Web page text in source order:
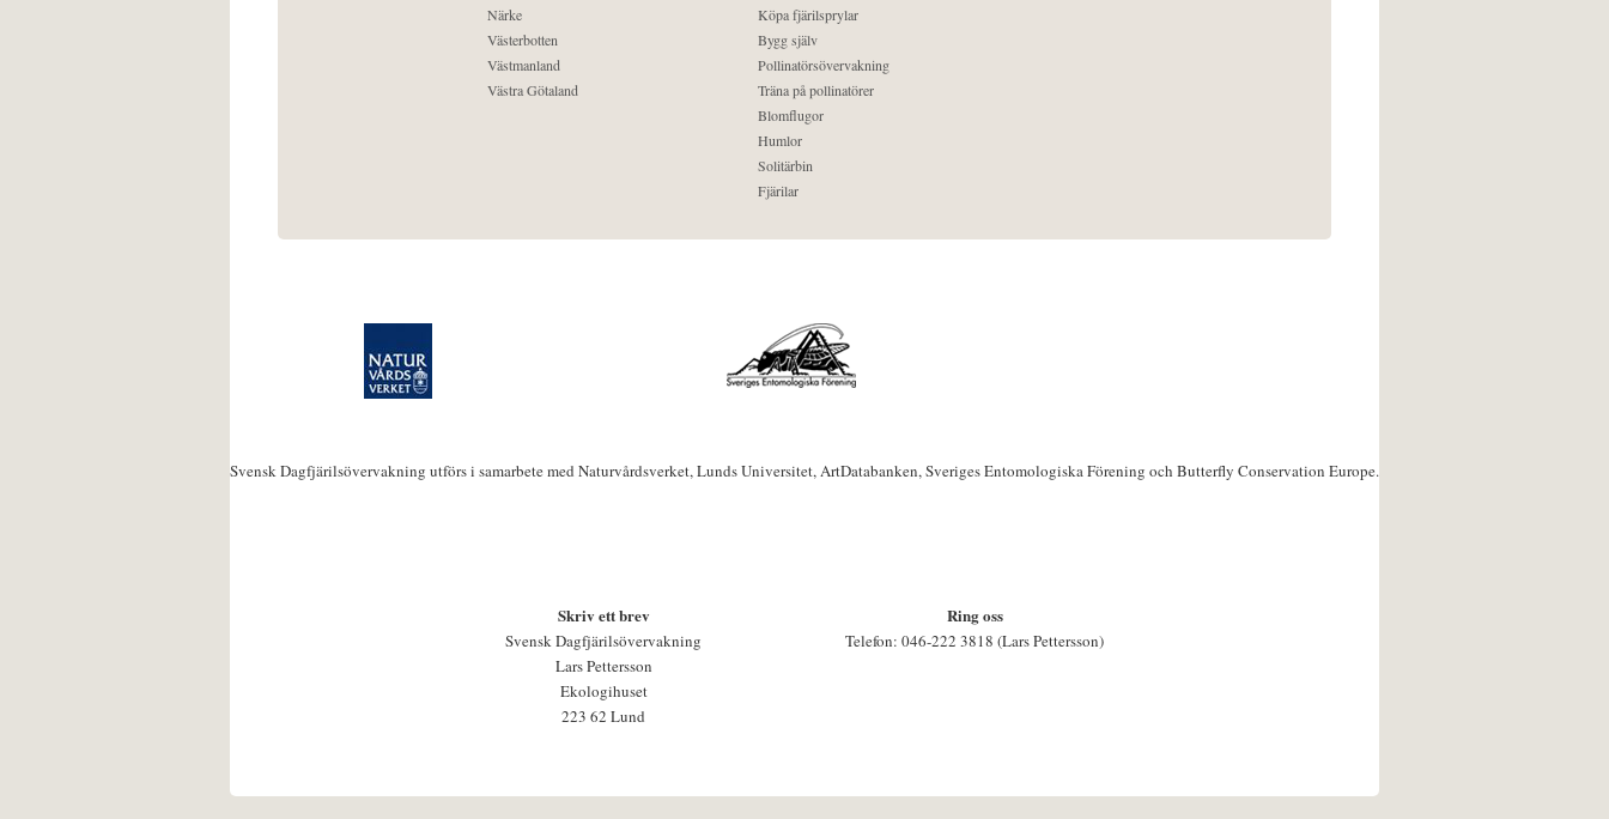
Närke
Västerbotten
Västmanland
Västra Götaland
Köpa fjärilsprylar
Bygg själv
Pollinatörsövervakning
Träna på pollinatörer
Blomflugor
Humlor
Solitärbin
Fjärilar
Svensk Dagfjärilsövervakning utförs i samarbete med Naturvårdsverket, Lunds Universitet, ArtDatabanken, Sveriges Entomologiska Förening och Butterfly Conservation Europe.
Skriv ett brev
Svensk Dagfjärilsövervakning
Lars Pettersson
Ekologihuset
223 62 Lund
Ring oss
Telefon: 046-222 3818 (Lars Pettersson)